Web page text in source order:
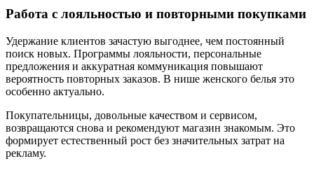
Работа с лояльностью и повторными покупками
Удержание клиентов зачастую выгоднее, чем постоянный
поиск новых. Программы лояльности, персональные
предложения и аккуратная коммуникация повышают
вероятность повторных заказов. В нише женского белья это
особенно актуально.
Покупательницы, довольные качеством и сервисом,
возвращаются снова и рекомендуют магазин знакомым. Это
формирует естественный рост без значительных затрат на
рекламу.